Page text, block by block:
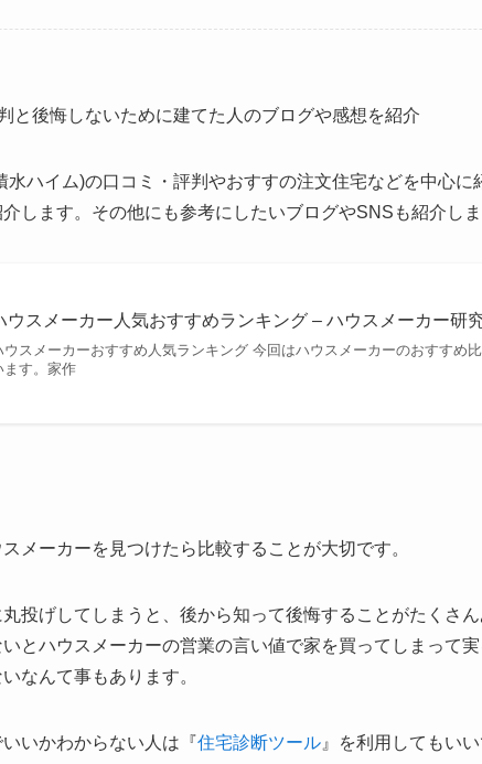
と後悔しないために建てた人のブログや感想を紹介
水ハイム)の口コミ・評判やおすすの注文住宅などを中心
します。その他にも参考にしたいブログやSNSも紹介し
ウスメーカー人気おすすめランキング – ハウスメーカー研
ウスメーカーおすすめ人気ランキング 今回はハウスメーカーのおすすめ
ます。家作
メーカーを見つけたら比較することが大切です。
投げしてしまうと、後から知って後悔することがたくさ
とハウスメーカーの営業の言い値で家を買ってしまって
なんて事もあります。
いかわからない人は『住宅診断ツール 』を利用してもい